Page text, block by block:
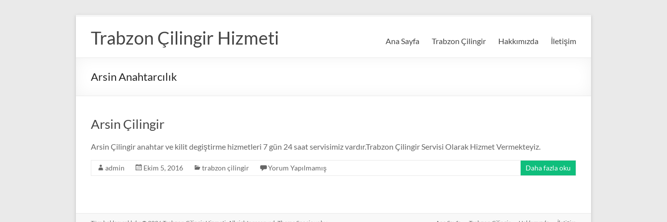
Trabzon Çilingir Hizmeti Ana Sayfa Trabzon Çilingir Hakkımızda İletişim
Arsin Anahtarcılık
Arsin Çilingir
Arsin Çilingir anahtar ve kilit degiştirme hizmetleri 7 gün 24 saat servisimiz vardır.Trabzon Çilingir Servisi Olarak Hizmet Vermekteyiz.
admin Ekim 5, 2016 trabzon çilingir Yorum Yapılmamış Daha fazla oku